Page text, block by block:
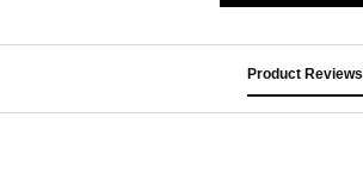
Product Reviews